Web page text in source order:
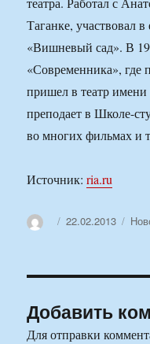
Таганке, участвовал
«Вишневый сад». В
«Современника», где
пришел в театр
преподает в Школе-
во многих фильмах и
Источник:ria.ru
АвторОпубликовано
22.02.2013
Добавить
Для отправки